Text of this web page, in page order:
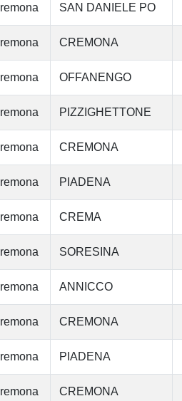
SAN DANIELE PO
CREMONA
OFFANENGO
PIZZIGHETTONE
CREMONA
PIADENA
CREMA
SORESINA
ANNICCO
CREMONA
PIADENA
CREMONA